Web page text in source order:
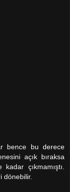
bence bu derece
açık bıraksa
çıkmamıştı.
dönebilir.